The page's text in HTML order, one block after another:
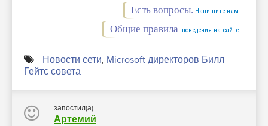
Есть вопросы. Напишите нам.
Общие правила поведения на сайте.
Новости сети, Microsoft директоров Билл
Гейтс совета
запостил(а)
Артемий